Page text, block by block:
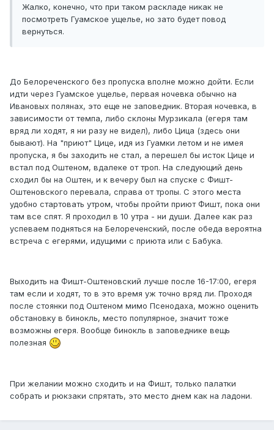
Жалко, конечно, что при таком раскладе никак не
посмотреть Гуамское ущелье, но зато будет повод
вернуться.
До Белореченского без пропуска вполне можно дойти. Если
идти через Гуамское ущелье, первая ночевка обычно на
Ивановых полянах, это еще не заповедник. Вторая ночевка, в
зависимости от темпа, либо склоны Мурзикала (егеря там
вряд ли ходят, я ни разу не видел), либо Цица (здесь они
бывают). На "приют" Цице, идя из Гуамки летом и не имея
пропуска, я бы заходить не стал, а перешел бы исток Цице и
встал под Оштеном, вдалеке от троп. На следующий день
сходил бы на Оштен, и к вечеру был на спуске с Фишт-
Оштеновского перевала, справа от тропы. С этого места
удобно стартовать утром, чтобы пройти приют Фишт, пока они
там все спят. Я проходил в 10 утра - ни души. Далее как раз
успеваем подняться на Белореченский, после обеда вероятна
встреча с егерями, идущими с приюта или с Бабука.
Выходить на Фишт-Оштеновский лучше после 16-17:00, егеря
там если и ходят, то в это время уж точно вряд ли. Проходя
после стоянки под Оштеном мимо Псенодаха, можно оценить
обстановку в бинокль, место популярное, значит тоже
возможны егеря. Вообще бинокль в заповеднике вещь
полезная
При желании можно сходить и на Фишт, только палатки
собрать и рюкзаки спрятать, это место днем как на ладони.